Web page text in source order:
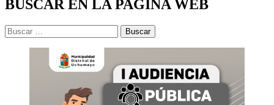
BUSCAR EN LA PAGINA WEB
Buscar: